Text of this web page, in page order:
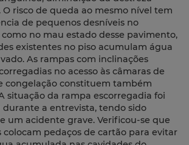
O risco de queda ao mesmo nível tem
de pequenos desníveis no
no mau estado desse pavimento,
existentes no piso acumulam água
As rampas com inclinações
no acesso às câmaras de
congelação constituem também
situação da rampa escorregadia foi
a entrevista, tendo sido
um acidente grave. Verificou-se que
colocam pedaços de cartão para evitar